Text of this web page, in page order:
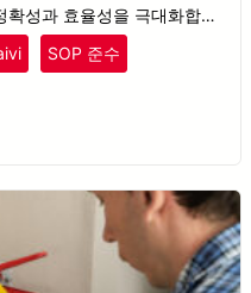
성과 효율성을 극대화합니
SOP 준수